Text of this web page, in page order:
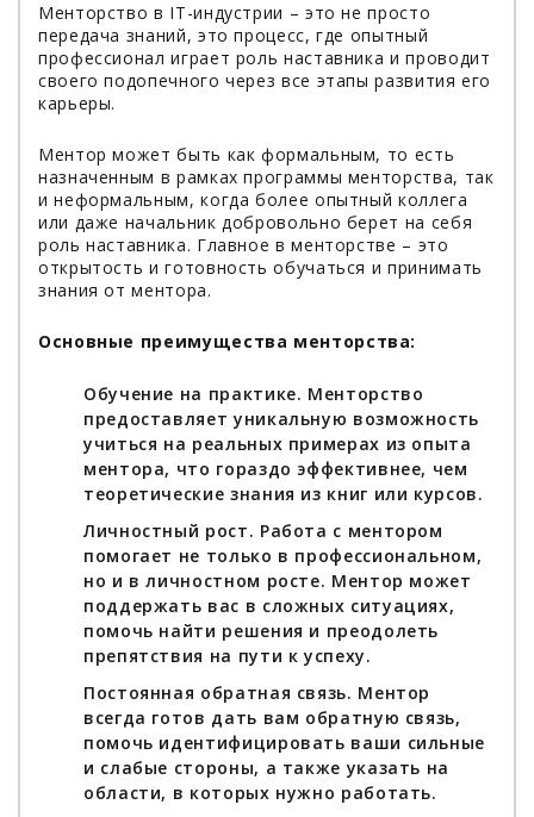
Менторство в IT-индустрии – это не просто
передача знаний, это процесс, где опытный
профессионал играет роль наставника и проводит
своего подопечного через все этапы развития его
карьеры.
Ментор может быть как формальным, то есть
назначенным в рамках программы менторства, так
и неформальным, когда более опытный коллега
или даже начальник добровольно берет на себя
роль наставника. Главное в менторстве – это
открытость и готовность обучаться и принимать
знания от ментора.
Основные преимущества менторства:
Обучение на практике. Менторство
предоставляет уникальную возможность
учиться на реальных примерах из опыта
ментора, что гораздо эффективнее, чем
теоретические знания из книг или курсов.
Личностный рост. Работа с ментором
помогает не только в профессиональном,
но и в личностном росте. Ментор может
поддержать вас в сложных ситуациях,
помочь найти решения и преодолеть
препятствия на пути к успеху.
Постоянная обратная связь. Ментор
всегда готов дать вам обратную связь,
помочь идентифицировать ваши сильные
и слабые стороны, а также указать на
области, в которых нужно работать.